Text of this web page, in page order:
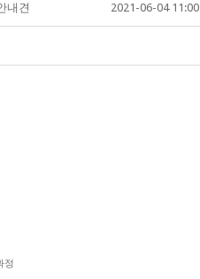
내견 2021-06-04 11:00
정